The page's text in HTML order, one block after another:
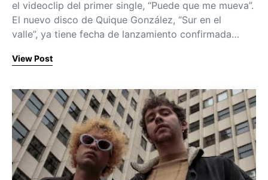
el videoclip del primer single, “Puede que me mueva”.
El nuevo disco de Quique González, “Sur en el
valle”, ya tiene fecha de lanzamiento confirmada…
View Post